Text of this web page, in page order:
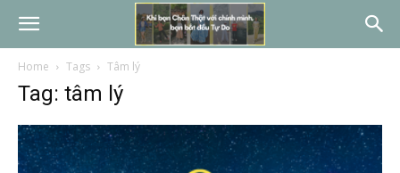
Home Tags Tâm lý
Tag: tâm lý